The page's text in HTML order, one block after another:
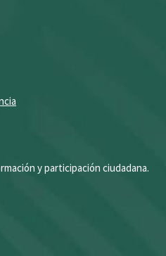
y participación ciudadana.